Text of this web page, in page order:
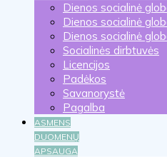
Dienos socialinė
Dienos socialinė
Dienos socialinė
Socialinės dirbtuvės
Licencijos
Padėkos
Savanorystė
Pagalba
ASMENS
DUOMENŲ
APSAUGA